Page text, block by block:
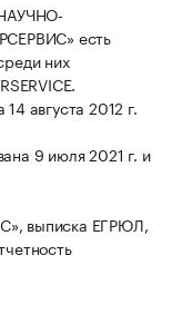
есть
них
августа 2012 г.
9 июля 2021 г. и
выписка ЕГРЮЛ,